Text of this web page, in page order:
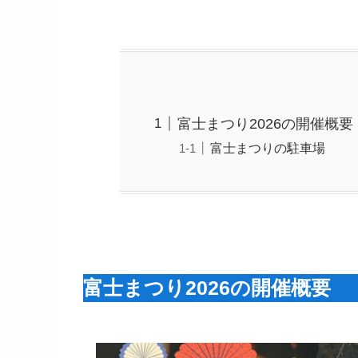
富士まつり2026の開催概要
富士まつりの駐車場
富士まつり2026の開催概要